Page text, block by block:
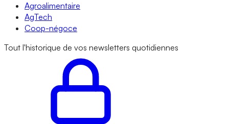
Agroalimentaire
AgTech
Coop-négoce
Tout l'historique de vos newsletters quotidiennes